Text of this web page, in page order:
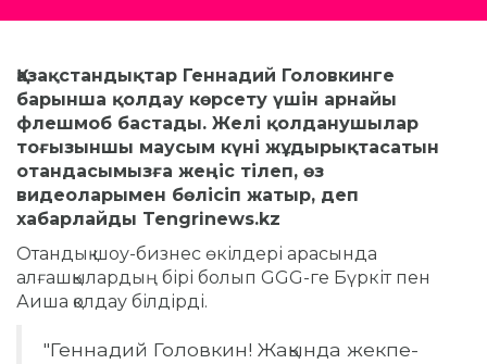
Қазақстандықтар Геннадий Головкинге
барынша қолдау көрсету үшін арнайы
флешмоб бастады. Желі қолданушылар
тоғызыншы маусым күні жұдырықтасатын
отандасымызға жеңіс тілеп, өз
видеоларымен бөлісіп жатыр, деп
хабарлайды Tengrinews.kz
Отандық шоу-бизнес өкілдері арасында
алғашқылардың бірі болып GGG-ге Бүркіт пен
Аиша қолдау білдірді.
"Геннадий Головкин! Жақында жекпе-